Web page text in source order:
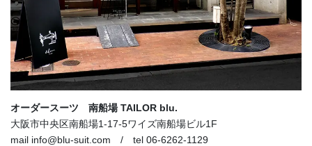
オーダースーツ 南船場 TAILOR blu.
大阪市中央区南船場1-17-5ワイズ南船場ビル1F
mail info@blu-suit.com / tel 06-6262-1129